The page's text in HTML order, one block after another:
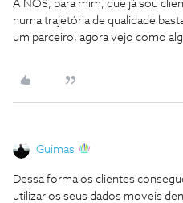
A NOS, para mim, que já sou
numa trajetória de qualidade
um parceiro, agora vejo como
Guimas
Dessa forma os clientes
utilizar os seus dados moveis